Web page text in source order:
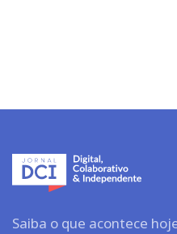
Saiba o que acontece